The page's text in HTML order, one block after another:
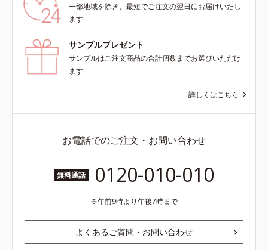
一部地域を除き、最短でご注文の翌日にお届けいたし
ます
サンプルプレゼント
サンプルはご注文商品の合計個数までお選びいただけ
ます
詳しくはこちら
お電話でのご注文・お問い合わせ
無料通話 0120-010-010
午前9時より午後7時まで
よくあるご質問・お問い合わせ